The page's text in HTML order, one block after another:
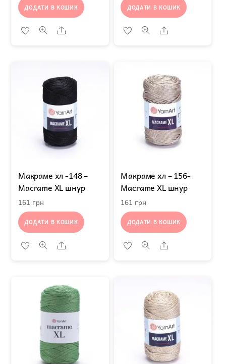
ДОДАТИ В КОШИК
Share
ДОДАТИ В КОШИК
Share
Макраме хл -148 –
Macrame XL шнур
161 грн
ДОДАТИ В КОШИК
Share
Макраме хл – 156-
Macrame XL шнур
161 грн
ДОДАТИ В КОШИК
Share